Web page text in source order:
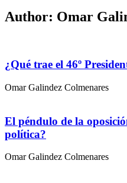
Author: Omar
¿Qué trae el 46º
Omar Galindez Colmenares
El péndulo de la
política?
Omar Galindez Colmenares